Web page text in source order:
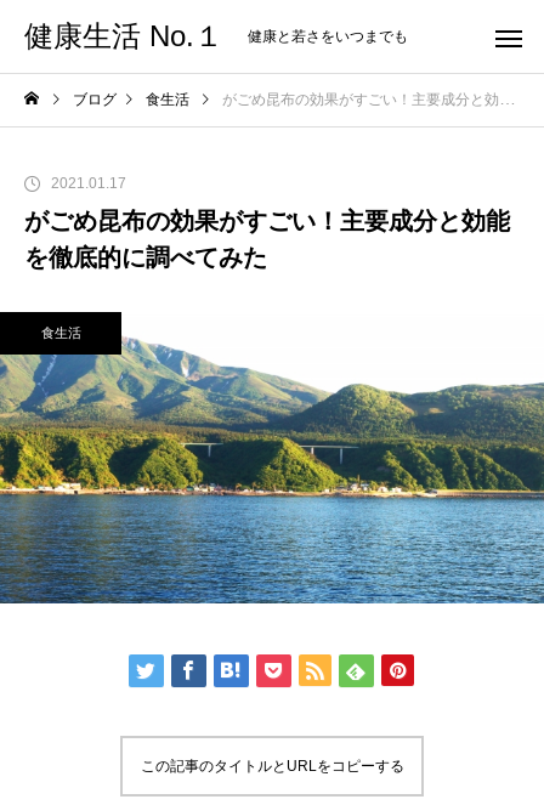
健康生活 No.１ 健康と若さをいつまでも
ブログ 食生活 がごめ昆布の効果がすごい！主要成分と効能を徹底的に調べてみた
2021.01.17
がごめ昆布の効果がすごい！主要成分と効能
を徹底的に調べてみた
食生活
この記事のタイトルとURLをコピーする